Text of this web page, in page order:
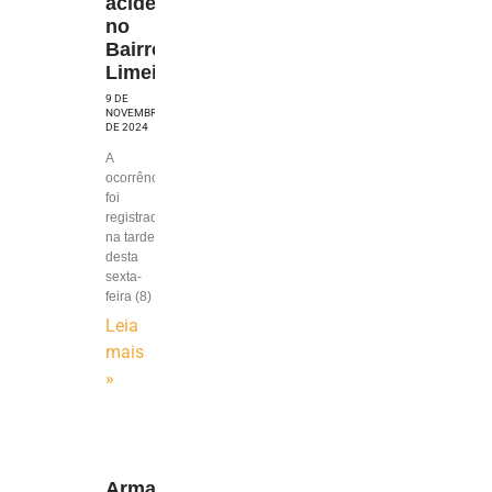
no
Bairro
Limeira
9 DE
NOVEMBRO
DE 2024
A
ocorrência
foi
registrada
na tarde
desta
sexta-
feira (8)
Leia
mais
»